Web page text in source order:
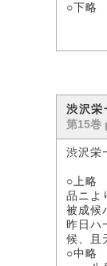
○下略
渋沢
第15巻
渋沢
○上略
品ニよ
被成候
昨日ハ
候、且
○中略